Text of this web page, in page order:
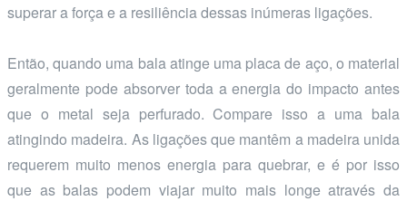
superar a força e a resiliência dessas inúmeras ligações.
Então, quando uma bala atinge uma placa de aço, o material
geralmente pode absorver toda a energia do impacto antes
que o metal seja perfurado. Compare isso a uma bala
atingindo madeira. As ligações que mantêm a madeira unida
requerem muito menos energia para quebrar, e é por isso
que as balas podem viajar muito mais longe através da